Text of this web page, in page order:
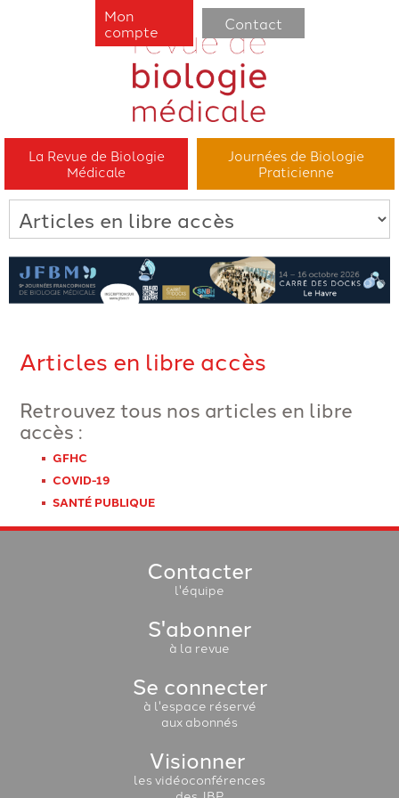
La Revue de Biologie
Médicale
Journées de Biologie
Praticienne
Mon
compte
Contact
Articles en libre accès
Retrouvez tous nos articles en libre
accès :
GFHC
COVID-19
SANTÉ PUBLIQUE
Contacter
l'équipe
S'abonner
à la revue
Se connecter
à l'espace réservé
aux abonnés
Visionner
les vidéoconférences